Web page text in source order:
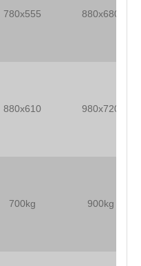
780x555 880x680
880x610 980x720
700kg 900kg